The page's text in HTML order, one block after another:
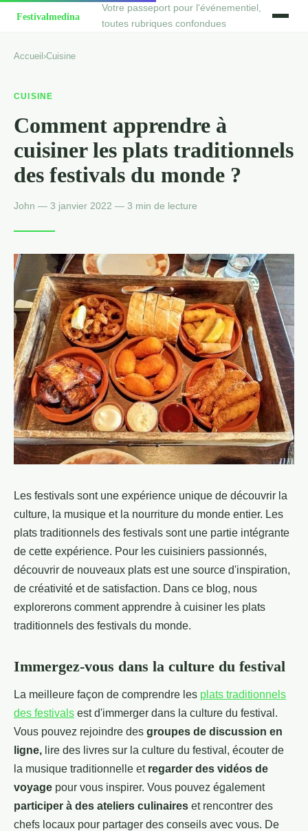
Votre passeport pour l'événementiel,
toutes rubriques confondues
Accueil ›Cuisine
CUISINE
Comment apprendre à
cuisiner les plats traditionnels
des festivals du monde ?
John — 3 janvier 2022 — 3 min de lecture
Les festivals sont une expérience unique de découvrir la
culture, la musique et la nourriture du monde entier. Les
plats traditionnels des festivals sont une partie intégrante
de cette expérience. Pour les cuisiniers passionnés,
découvrir de nouveaux plats est une source d'inspiration,
de créativité et de satisfaction. Dans ce blog, nous
explorerons comment apprendre à cuisiner les plats
traditionnels des festivals du monde.
Immergez-vous dans la culture du festival
La meilleure façon de comprendre les plats traditionnels
des festivals est d'immerger dans la culture du festival.
Vous pouvez rejoindre des groupes de discussion en
ligne, lire des livres sur la culture du festival, écouter de
la musique traditionnelle etregarder des vidéos de
voyage pour vous inspirer. Vous pouvez également
participer à des ateliers culinaires et rencontrer des
chefs locaux pour partager des conseils avec vous. De